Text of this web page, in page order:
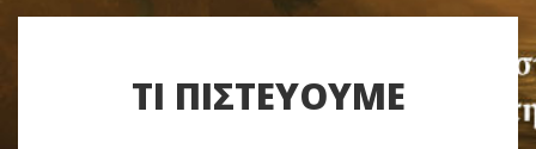
ΤΙ ΠΙΣΤΕΥΟΥΜΕ